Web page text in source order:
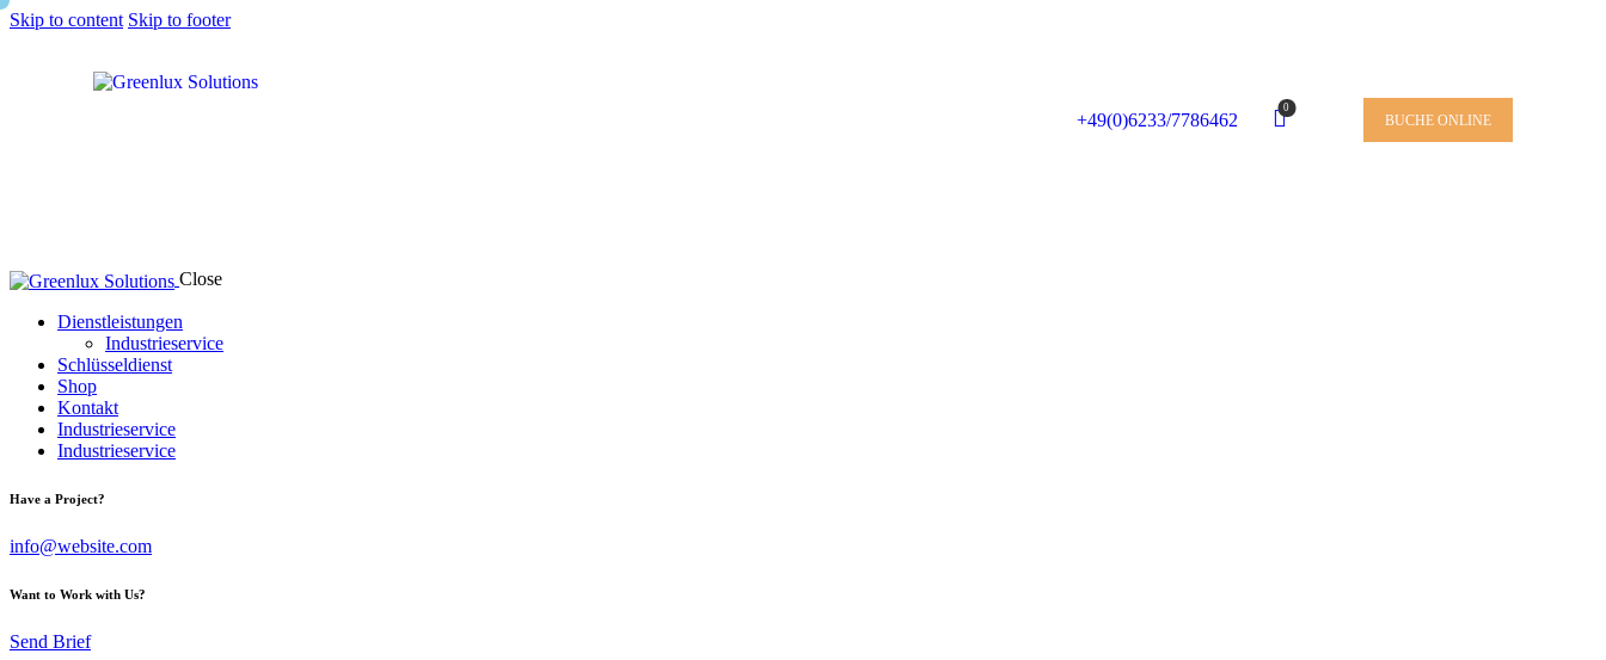
Skip to content Skip to footer
+49(0)6233/7786462
0
BUCHE ONLINE
Close
Dienstleistungen
Industrieservice
Schlüsseldienst
Shop
Kontakt
Industrieservice
Industrieservice
Have a Project?
info@website.com
Want to Work with Us?
Send Brief